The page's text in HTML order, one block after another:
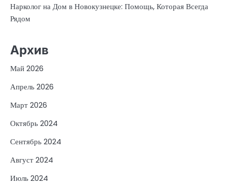
Нарколог на Дом в Новокузнецке: Помощь, Которая Всегда
Рядом
Архив
Май 2026
Апрель 2026
Март 2026
Октябрь 2024
Сентябрь 2024
Август 2024
Июль 2024